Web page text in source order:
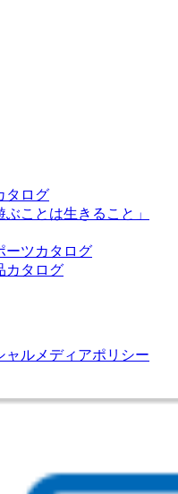
タログ
ことは生きること」
ーツカタログ
カタログ
ャルメディアポリシー